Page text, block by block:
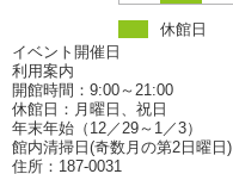
休館日
イベント開催日
利用案内
開館時間：9:00～21:00
休館日：月曜日、祝日
年末年始（12／29～1／3）
館内清掃日(奇数月の第2日曜日)
住所：187-0031